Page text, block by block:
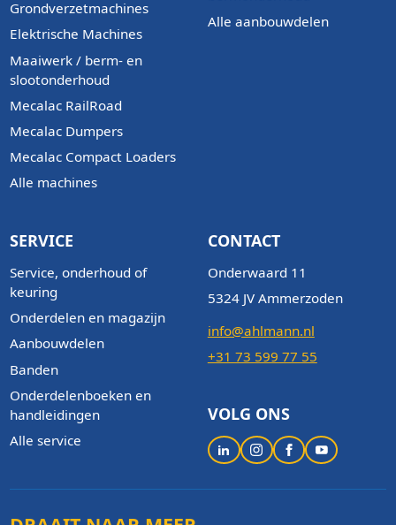
Grondverzetmachines
Elektrische Machines
Maaiwerk / berm- en
slootonderhoud
Mecalac RailRoad
Mecalac Dumpers
Mecalac Compact Loaders
Alle machines
Alle aanbouwdelen
SERVICE
Service, onderhoud of
keuring
Onderdelen en magazijn
Aanbouwdelen
Banden
Onderdelenboeken en
handleidingen
Alle service
CONTACT
Onderwaard 11
5324 JV Ammerzoden
info@ahlmann.nl
+31 73 599 77 55
VOLG ONS